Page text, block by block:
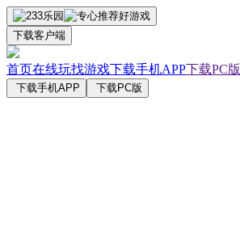
下载客户端
首页在线玩找游戏下载手机APP下载PC版
下载手机APP 下载PC版